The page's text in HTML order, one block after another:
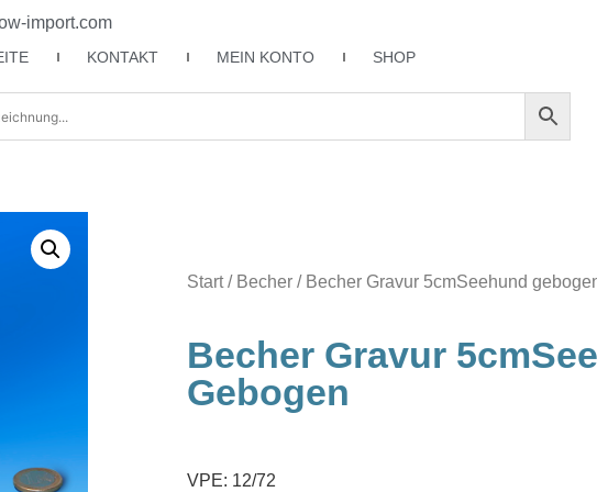
import.com
KONTAKT MEIN KONTO SHOP
Start/ Becher / Becher Gravur 5cmSeehund
Becher Gravur
Gebogen
VPE: 12/72